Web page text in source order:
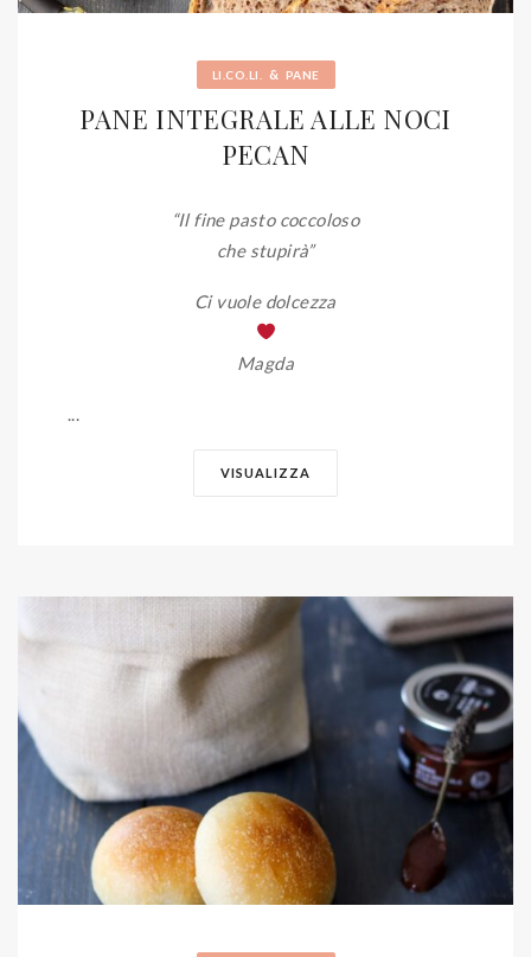
LI.CO.LI. & PANE
PANE INTEGRALE ALLE NOCI
PECAN
“Il fine pasto coccoloso
che stupirà”
Ci vuole dolcezza
Magda
...
VISUALIZZA